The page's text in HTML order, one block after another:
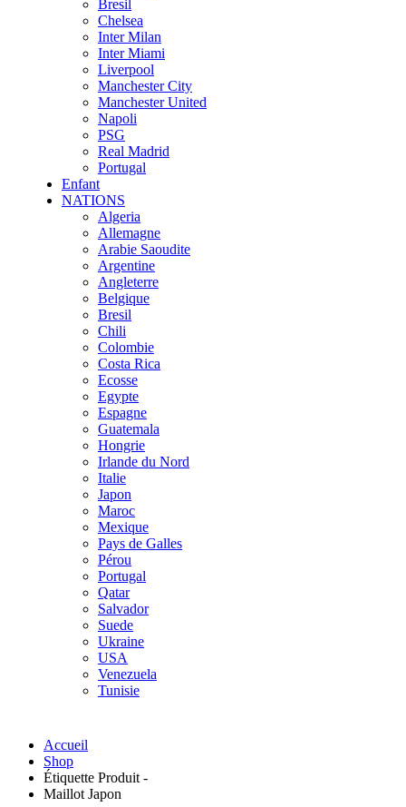
Bresil
Chelsea
Inter Milan
Inter Miami
Liverpool
Manchester City
Manchester United
Napoli
PSG
Real Madrid
Portugal
Enfant
NATIONS
Algeria
Allemagne
Arabie Saoudite
Argentine
Angleterre
Belgique
Bresil
Chili
Colombie
Costa Rica
Ecosse
Egypte
Espagne
Guatemala
Hongrie
Irlande du Nord
Italie
Japon
Maroc
Mexique
Pays de Galles
Pérou
Portugal
Qatar
Salvador
Suede
Ukraine
USA
Venezuela
Tunisie
Accueil
Shop
Étiquette Produit -
Maillot Japon